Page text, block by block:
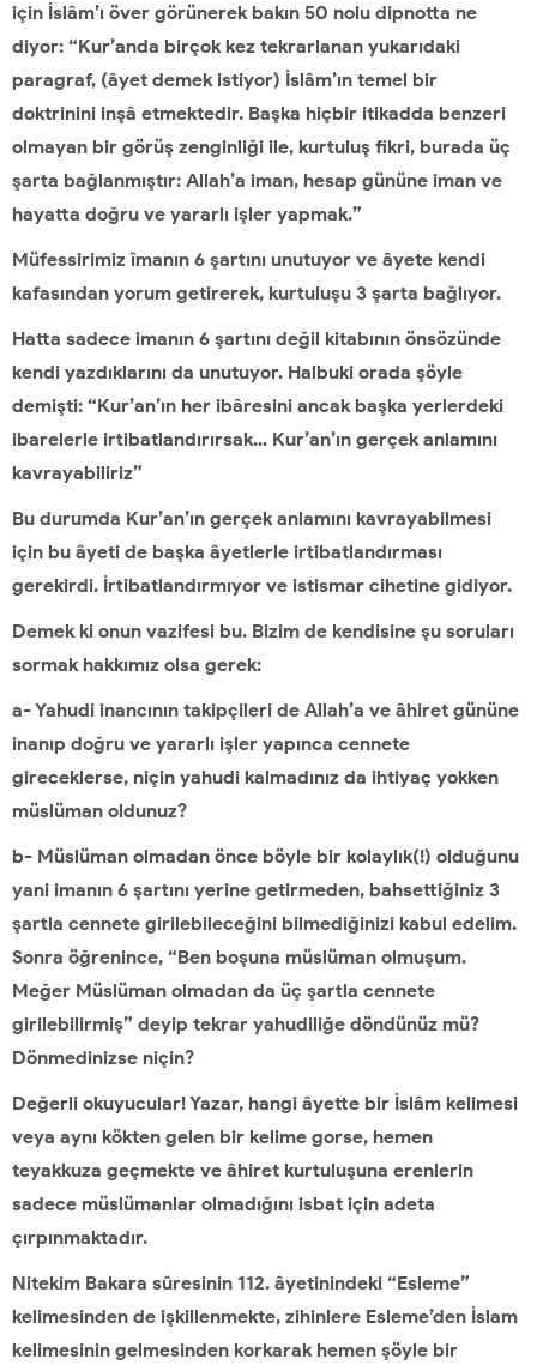
için İslâm’ı över görünerek bakın 50 nolu dipnotta ne
diyor: “Kur’anda birçok kez tekrarlanan yukarıdaki
paragraf, (âyet demek istiyor) İslâm’ın temel bir
doktrinini inşâ etmektedir. Başka hiçbir itikadda benzeri
olmayan bir görüş zenginliği ile, kurtuluş fikri, burada üç
şarta bağlanmıştır: Allah’a iman, hesap gününe iman ve
hayatta doğru ve yararlı işler yapmak.”
Müfessirimiz îmanın 6 şartını unutuyor ve âyete kendi
kafasından yorum getirerek, kurtuluşu 3 şarta bağlıyor.
Hatta sadece imanın 6 şartını değil kitabının önsözünde
kendi yazdıklarını da unutuyor. Halbuki orada şöyle
demişti: “Kur’an’ın her ibâresini ancak başka yerlerdeki
ibarelerle irtibatlandırırsak… Kur’an’ın gerçek anlamını
kavrayabiliriz”
Bu durumda Kur’an’ın gerçek anlamını kavrayabilmesi
için bu âyeti de başka âyetlerle irtibatlandırması
gerekirdi. İrtibatlandırmıyor ve istismar cihetine gidiyor.
Demek ki onun vazifesi bu. Bizim de kendisine şu soruları
sormak hakkımız olsa gerek:
a- Yahudi inancının takipçileri de Allah’a ve âhiret gününe
inanıp doğru ve yararlı işler yapınca cennete
gireceklerse, niçin yahudi kalmadınız da ihtiyaç yokken
müslüman oldunuz?
b- Müslüman olmadan önce böyle bir kolaylık(!) olduğunu
yani imanın 6 şartını yerine getirmeden, bahsettiğiniz 3
şartla cennete girilebileceğini bilmediğinizi kabul edelim.
Sonra öğrenince, “Ben boşuna müslüman olmuşum.
Meğer Müslüman olmadan da üç şartla cennete
girilebilirmiş” deyip tekrar yahudiliğe döndünüz mü?
Dönmedinizse niçin?
Değerli okuyucular! Yazar, hangi âyette bir İslâm kelimesi
veya aynı kökten gelen bir kelime gorse, hemen
teyakkuza geçmekte ve âhiret kurtuluşuna erenlerin
sadece müslümanlar olmadığını isbat için adeta
çırpınmaktadır.
Nitekim Bakara sûresinin 112. âyetinindeki “Esleme”
kelimesinden de işkillenmekte, zihinlere Esleme’den İslam
kelimesinin gelmesinden korkarak hemen şöyle bir